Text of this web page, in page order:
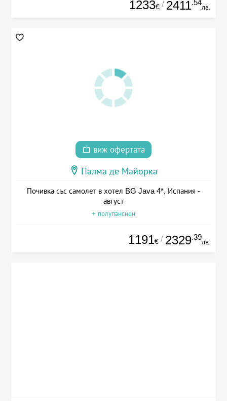
1233€ / 2411.54
лв.
виж офертата
Палма де Майорка
Почивка със самолет в хотел BG Java 4*, Испания -
август
+ полупансион
1191€ / 2329.39
лв.